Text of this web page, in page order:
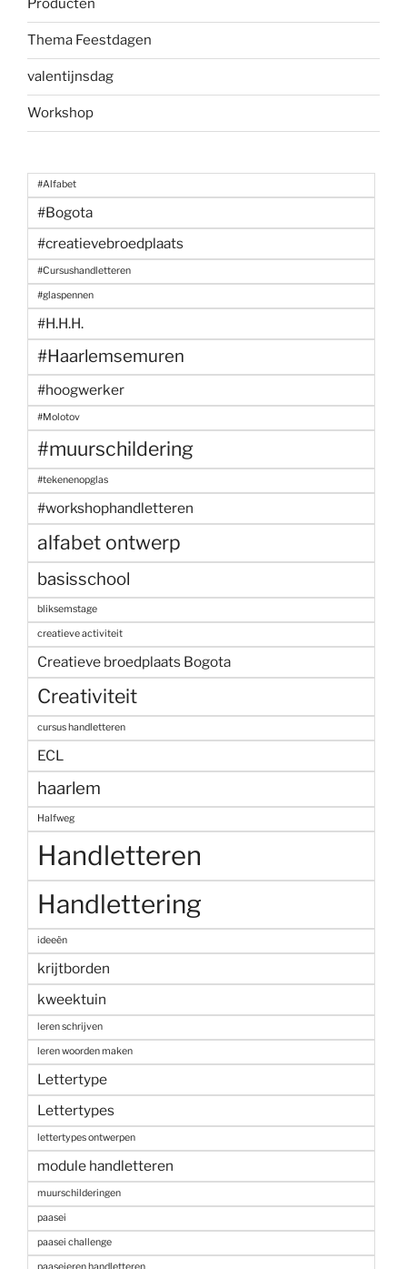
Producten
Thema Feestdagen
valentijnsdag
Workshop
#Alfabet
#Bogota
#creatievebroedplaats
#Cursushandletteren
#glaspennen
#H.H.H.
#Haarlemsemuren
#hoogwerker
#Molotov
#muurschildering
#tekenenopglas
#workshophandletteren
alfabet ontwerp
basisschool
bliksemstage
creatieve activiteit
Creatieve broedplaats Bogota
Creativiteit
cursus handletteren
ECL
haarlem
Halfweg
Handletteren
Handlettering
ideeën
krijtborden
kweektuin
leren schrijven
leren woorden maken
Lettertype
Lettertypes
lettertypes ontwerpen
module handletteren
muurschilderingen
paasei
paasei challenge
paaseieren handletteren